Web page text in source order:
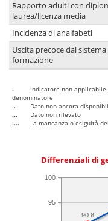
Rapporto adulti con
laurea/licenza media
Incidenza di analfabeti
Uscita precoce dal
formazione
-
Indicatore non
denominatore
..
Dato non ancora
...
Dato non rilevato
....
La mancanza o esiguità
Differenziali di
95
100
90.8